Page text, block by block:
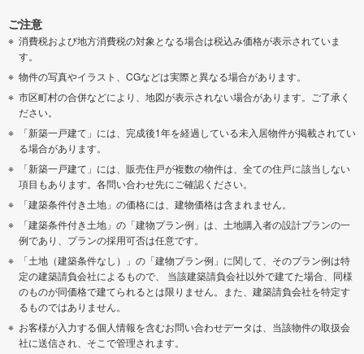
ご注意
消費税および地方消費税の対象となる場合は税込み価格が表示されていま
す。
物件の写真やイラスト、CGなどは実際と異なる場合があります。
市区町村の合併などにより、地図が表示されない場合があります。ご了承く
ださい。
「新築一戸建て」には、完成後1年を経過している未入居物件が掲載されてい
る場合があります。
「新築一戸建て」には、販売住戸が複数の物件は、全ての住戸に該当しない
項目もあります。各問い合わせ先にご確認ください。
「建築条件付き土地」の価格には、建物価格は含まれません。
「建築条件付き土地」の「建物プラン例」は、土地購入者の設計プランの一
例であり、プランの採用可否は任意です。
「土地（建築条件なし）」の「建物プラン例」に関して、そのプラン例は特
定の建築請負会社によるもので、 当該建築請負会社以外で建てた場合、同様
のものが同価格で建てられるとは限りません。また、建築請負会社を特定す
るものではありません。
お客様が入力する個人情報を含むお問い合わせデータは、当該物件の取扱会
社に送信され、そこで管理されます。